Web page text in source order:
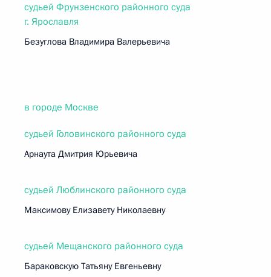
судьей Фрунзенского районного суда
г. Ярославля
Безуглова Владимира Валерьевича
в городе Москве
судьей Головинского районного суда
Арнаута Дмитрия Юрьевича
судьей Люблинского районного суда
Максимову Елизавету Николаевну
судьей Мещанского районного суда
Бараковскую Татьяну Евгеньевну